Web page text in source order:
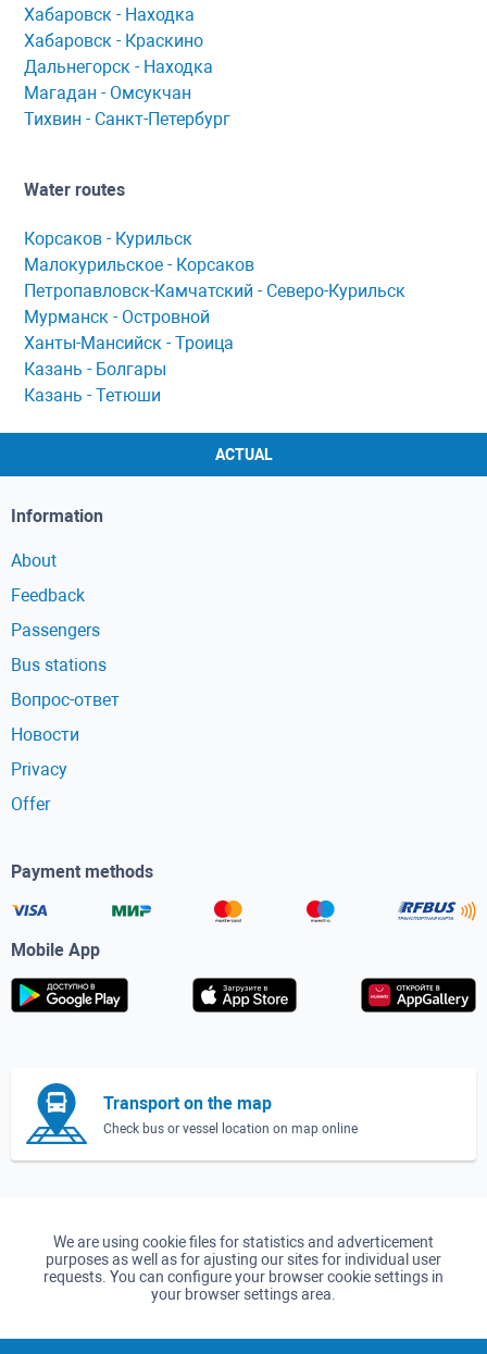
Хабаровск - Находка
Хабаровск - Краскино
Дальнегорск - Находка
Мaгaдaн - Омсукчaн
Тихвин - Сaнкт-Петербург
Water routes
Корсaков - Курильск
Мaлокурильское - Корсaков
Петропaвловск-Кaмчaтский - Северо-Курильск
Мурманск - Островной
Ханты-Мансийск - Троица
Казань - Болгары
Казань - Тетюши
ACTUAL
Information
About
Feedback
Passengers
Bus stations
Вопрос-ответ
Новости
Privacy
Offer
Payment methods
Mobile App
Transport on the map
Check bus or vessel location on map online
We are using cookie files for statistics and adverticement
purposes as well as for ajusting our sites for individual user
requests. You can configure your browser cookie settings in
your browser settings area.